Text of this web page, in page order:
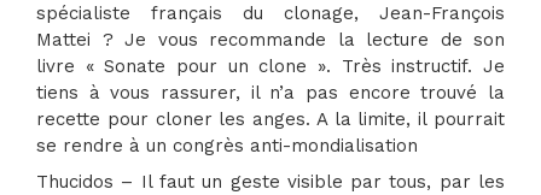
spécialiste français du clonage, Jean-François
Mattei ? Je vous recommande la lecture de son
livre « Sonate pour un clone ». Très instructif. Je
tiens à vous rassurer, il n’a pas encore trouvé la
recette pour cloner les anges. A la limite, il pourrait
se rendre à un congrès anti-mondialisation
Thucidos – Il faut un geste visible par tous, par les